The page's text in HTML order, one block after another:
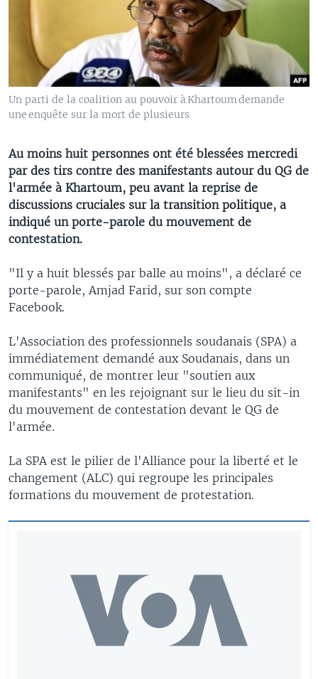
Un parti de la coalition au pouvoir à Khartoum demande
une enquête sur la mort de plusieurs
Au moins huit personnes ont été blessées mercredi
par des tirs contre des manifestants autour du QG de
l'armée à Khartoum, peu avant la reprise de
discussions cruciales sur la transition politique, a
indiqué un porte-parole du mouvement de
contestation.
"Il y a huit blessés par balle au moins", a déclaré ce
porte-parole, Amjad Farid, sur son compte
Facebook.
L'Association des professionnels soudanais (SPA) a
immédiatement demandé aux Soudanais, dans un
communiqué, de montrer leur "soutien aux
manifestants" en les rejoignant sur le lieu du sit-in
du mouvement de contestation devant le QG de
l'armée.
La SPA est le pilier de l'Alliance pour la liberté et le
changement (ALC) qui regroupe les principales
formations du mouvement de protestation.